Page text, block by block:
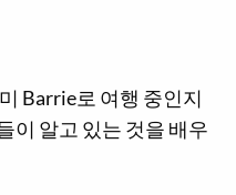
Barrie로 여행 중인지
이 알고 있는 것을 배우